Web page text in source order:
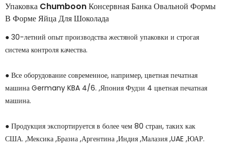
Упаковка Chumboon Консервная Банка Овальной Формы
В Форме Яйца Для Шоколада
● 30-летний опыт производства жестяной упаковки и строгая
система контроля качества.
● Все оборудование современное, например, цветная печатная
машина Germany KBA 4/6. ,Япония Фудзи 4 цветная печатная
машина.
● Продукция экспортируется в более чем 80 стран, таких как
США. ,Мексика ,Бразиа ,Аргентина ,Индия ,Малазия ,UAE ,ЮАР.